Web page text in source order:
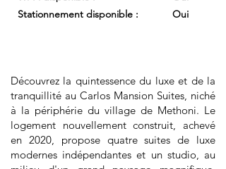
Stationnement disponible : Oui
Découvrez la quintessence du luxe et de la
tranquillité au Carlos Mansion Suites, niché
à la périphérie du village de Methoni. Le
logement nouvellement construit, achevé
en 2020, propose quatre suites de luxe
modernes indépendantes et un studio, au